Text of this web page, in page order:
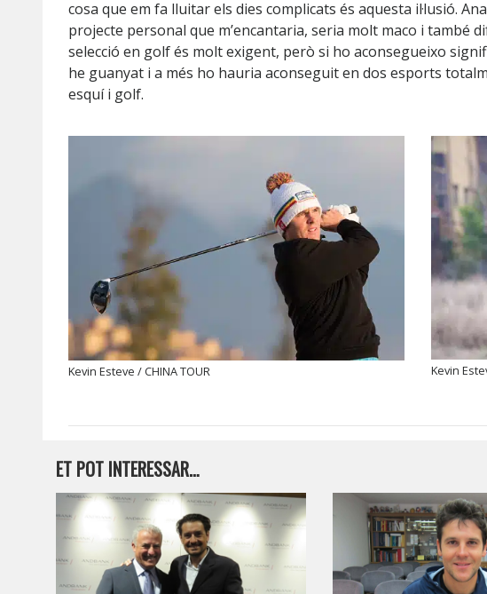
cosa que em fa lluitar els dies complicats és aquesta il·lusió.
projecte personal que m’encantaria, seria molt maco i també
selecció en golf és molt exigent, però si ho aconsegueixo
he guanyat i a més ho hauria aconseguit en dos esports
esquí i golf.
Kevin Esteve / CHINA TOUR Kevin
ET POT INTERESSAR…